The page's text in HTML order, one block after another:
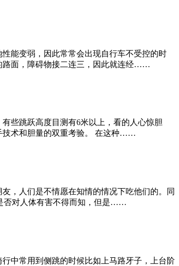
能变弱，因此常常会出现自行车不受控的时
路面，障碍物接二连三，因此就连经……
些跳跃高度目测有6米以上，看的人心惊胆
技术和胆量的双重考验。 在这种……
，人们是不情愿在知情的情况下吃他们的。同
否对人体有害不得而知，但是……
中常用到侧跳的时候比如上马路牙子，上台阶